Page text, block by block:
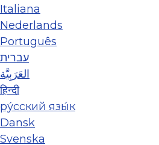
Italiana
Nederlands
Português
עברית
العَرَبِيَّة
हिन्दी
ру́сский язы́к
Dansk
Svenska